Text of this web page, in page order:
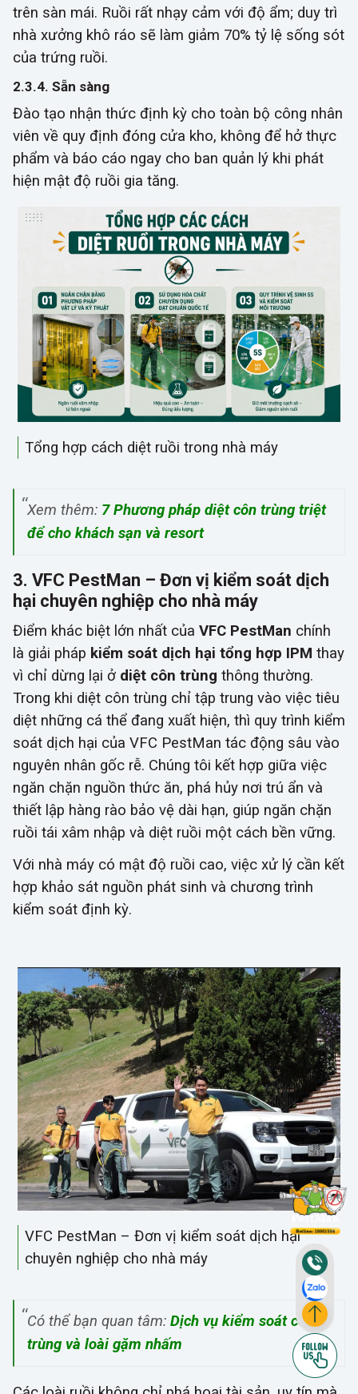
trên sàn mái. Ruồi rất nhạy cảm với độ ẩm; duy trì
nhà xưởng khô ráo sẽ làm giảm 70% tỷ lệ sống sót
của trứng ruồi.
2.3.4. Sẵn sàng
Đào tạo nhận thức định kỳ cho toàn bộ công nhân
viên về quy định đóng cửa kho, không để hở thực
phẩm và báo cáo ngay cho ban quản lý khi phát
hiện mật độ ruồi gia tăng.
Tổng hợp cách diệt ruồi trong nhà máy
Xem thêm: 7 Phương pháp diệt côn trùng triệt
để cho khách sạn và resort
3. VFC PestMan – Đơn vị kiểm soát dịch
hại chuyên nghiệp cho nhà máy
Điểm khác biệt lớn nhất của VFC PestMan chính
là giải pháp kiểm soát dịch hại tổng hợp IPM thay
vì chỉ dừng lại ở diệt côn trùng thông thường.
Trong khi diệt côn trùng chỉ tập trung vào việc tiêu
diệt những cá thể đang xuất hiện, thì quy trình kiểm
soát dịch hại của VFC PestMan tác động sâu vào
nguyên nhân gốc rễ. Chúng tôi kết hợp giữa việc
ngăn chặn nguồn thức ăn, phá hủy nơi trú ẩn và
thiết lập hàng rào bảo vệ dài hạn, giúp ngăn chặn
ruồi tái xâm nhập và diệt ruồi một cách bền vững.
Với nhà máy có mật độ ruồi cao, việc xử lý cần kết
hợp khảo sát nguồn phát sinh và chương trình
kiểm soát định kỳ.
VFC PestMan – Đơn vị kiểm soát dịch hại
chuyên nghiệp cho nhà máy
Có thể bạn quan tâm: Dịch vụ kiểm soát côn
trùng và loài gặm nhấm